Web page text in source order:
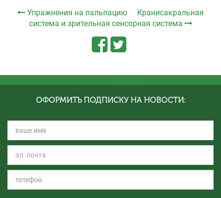
Упражнения на пальпацию
Кранисакральная
система и зрительная сенсорная система
ОФОРМИТЬ ПОДПИСКУ НА НОВОСТИ: